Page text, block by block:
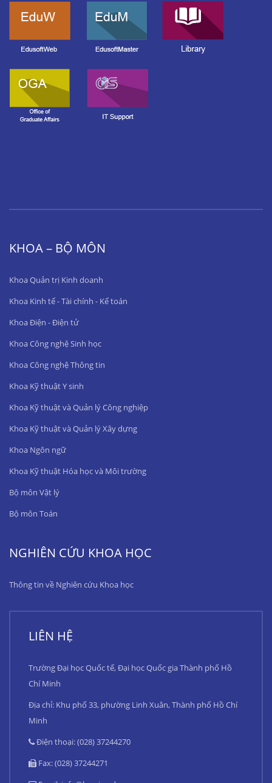
KHOA – BỘ MÔN
Khoa Quản trị Kinh doanh
Khoa Kinh tế - Tài chính - Kế toán
Khoa Điện - Điện tử
Khoa Công nghệ Sinh học
Khoa Công nghệ Thông tin
Khoa Kỹ thuật Y sinh
Khoa Kỹ thuật và Quản lý Công nghiệp
Khoa Kỹ thuật và Quản lý Xây dựng
Khoa Ngôn ngữ
Khoa Kỹ thuật Hóa học và Môi trường
Bộ môn Vật lý
Bộ môn Toán
NGHIÊN CỨU KHOA HỌC
Thông tin về Nghiên cứu Khoa học
LIÊN HỆ
Trường Đại học Quốc tế, Đại học Quốc gia Thành phố Hồ
Chí Minh
Địa chỉ: Khu phố 33, phường Linh Xuân, Thành phố Hồ Chí
Minh
Điện thoại: (028) 37244270
Fax: (028) 37244271